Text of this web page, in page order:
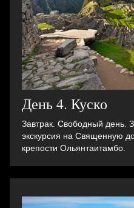
День 4. Куско
Завтрак. Свободный день.
экскурсия на Священную
крепости Ольянтаитамбо.